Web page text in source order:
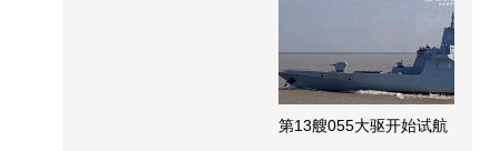
第13艘055大驱开始试航